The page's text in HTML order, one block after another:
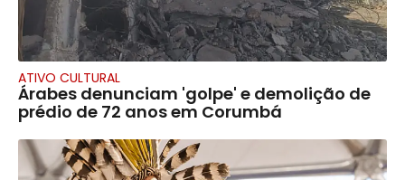
ATIVO CULTURAL
Árabes denunciam 'golpe' e demolição de
prédio de 72 anos em Corumbá